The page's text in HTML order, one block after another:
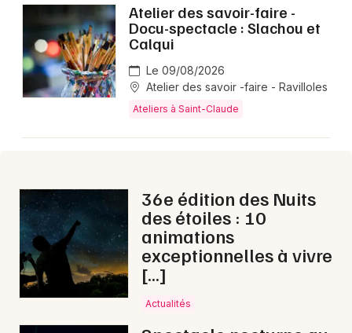
Soirées
Sorties famille
Expos
Sorties & loisirs
Aujourd'hui en Franche-Comté
Aujourd'hui en Bourgogne-Franche-Comté
Strasbourg
Toulouse
Toutes les villes
Atelier des savoir-faire -
Docu-spectacle : Slachou et
Calqui
Le 09/08/2026
Atelier des savoir -faire - Ravilloles
Ateliers à Saint-Claude
36e édition des Nuits
des étoiles : 10
animations
exceptionnelles à vivre
[…]
Actualités